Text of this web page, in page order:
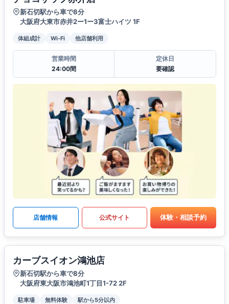
新石切駅から車で8分
大阪府大東市赤井2ー1ー3富士ハイツ 1F
体組成計 Wi-Fi 他店舗利用
営業時間
24:00間
定休日
要確認
店舗情報 公式サイト 体験・相談予約
カーブスイオン鴻池店
新石切駅から車で8分
大阪府東大阪市鴻池町1丁目1-72 2F
駐車場 無料体験 駅から5分以内